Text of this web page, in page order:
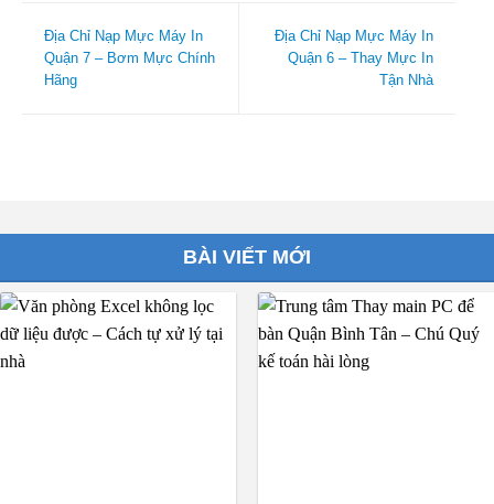
Địa Chỉ Nạp Mực Máy In
Quận 7 – Bơm Mực Chính
Hãng
Địa Chỉ Nạp Mực Máy In
Quận 6 – Thay Mực In
Tận Nhà
BÀI VIẾT MỚI